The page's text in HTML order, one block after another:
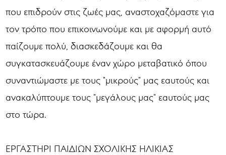
που επιδρούν στις ζωές μας, αναστοχαζόμαστε για
τον τρόπο που επικοινωνούμε και με αφορμή αυτό
παίζουμε πολύ, διασκεδάζουμε και θα
συγκατασκευάζουμε έναν χώρο μεταβατικό όπου
συναντιώμαστε με τους "μικρούς" μας εαυτούς και
ανακαλύπτουμε τους "μεγάλους μας" εαυτούς μας
στο τώρα.
ΕΡΓΑΣΤΗΡΙ ΠΑΙΔΙΩΝ ΣΧΟΛΙΚΗΣ ΗΛΙΚΙΑΣ